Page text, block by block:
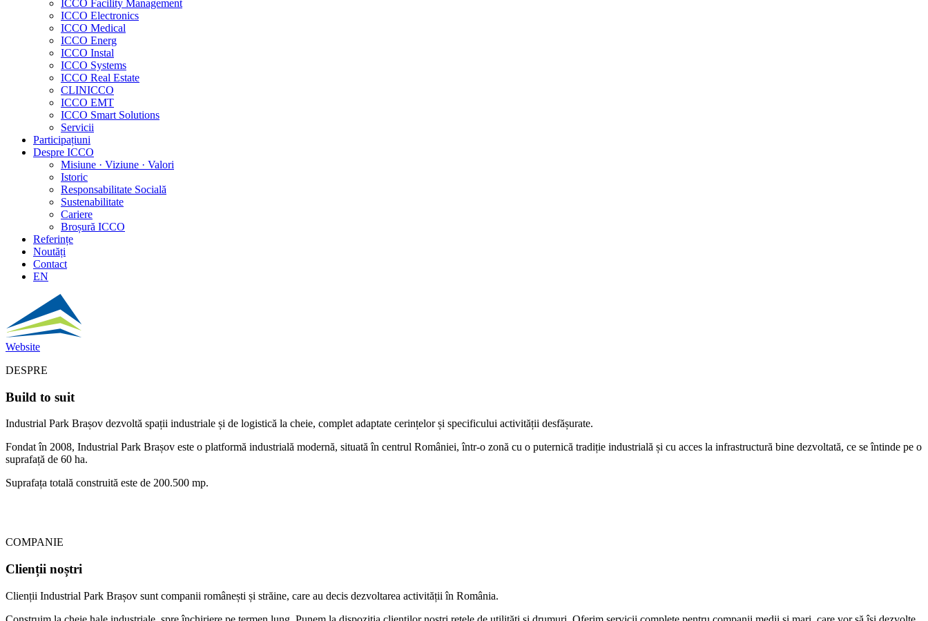
ICCO Facility Management
ICCO Electronics
ICCO Medical
ICCO Energ
ICCO Instal
ICCO Systems
ICCO Real Estate
CLINICCO
ICCO EMT
ICCO Smart Solutions
Servicii
Participațiuni
Despre ICCO
Misiune · Viziune · Valori
Istoric
Responsabilitate Socială
Sustenabilitate
Cariere
Broșură ICCO
Referințe
Noutăți
Contact
EN
Website
DESPRE
Build to suit
Industrial Park Brașov dezvoltă spații industriale și de logistică la cheie, complet adaptate cerințelor și specificului activității desfășurate.
Fondat în 2008, Industrial Park Brașov este o platformă industrială modernă, situată în centrul României, într-o zonă cu o puternică tradiție industrială și cu acces la infrastructură bine dezvoltată, ce se întinde pe o
suprafață de 60 ha.
Suprafața totală construită este de 200.500 mp.
COMPANIE
Clienții noștri
Clienții Industrial Park Brașov sunt companii românești și străine, care au decis dezvoltarea activității în România.